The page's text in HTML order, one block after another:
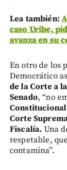
Lea también:
caso Uribe,
avanza en su
En otro de los
Democrático
de la Corte a
Senado, “no
Corte
Fiscalía. Una
respetable,
contamina”.